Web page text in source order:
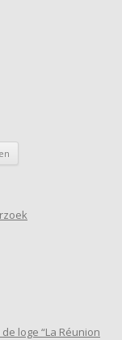
loge “La Réunion